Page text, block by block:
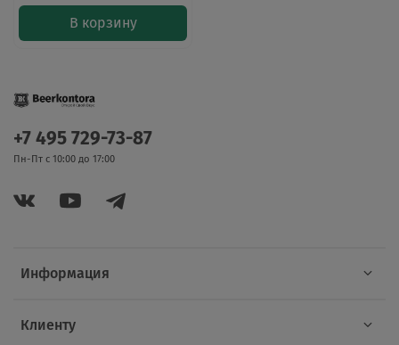
В корзину
Информация
Клиенту
+7 495 729-73-87
Пн-Пт с 10:00 до 17:00